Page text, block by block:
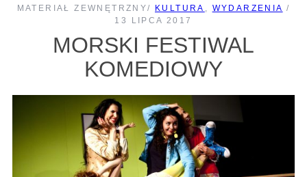
MATERIAŁ ZEWNĘTRZNY/ KULTURA , WYDARZENIA /
13 LIPCA 2017
MORSKI FESTIWAL
KOMEDIOWY